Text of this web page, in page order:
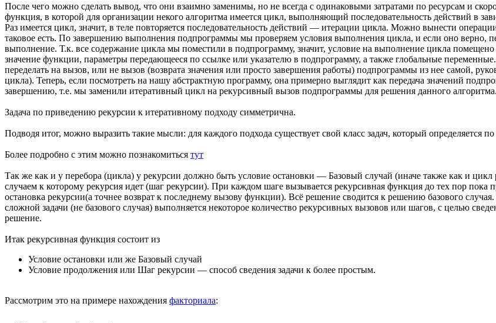
После чего можно сделать вывод, что они взаимно заменимы, но не всегда с одинаковыми затратами по ресурсам и
функция, в которой для организации некого алгоритма имеется цикл, выполняющий последовательность действий в
Раз имеется цикл, значит, в теле повторяется последовательность действий — итерации цикла. Можно вынести
таковое есть. По завершению выполнения подпрограммы мы проверяем условия выполнения цикла, и если оно
выполнение. Т.к. все содержание цикла мы поместили в подпрограмму, значит, условие на выполнение цикла
значение функции, параметры передающееся по ссылке или указателю в подпрограмму, а также глобальные
переделать на вызов, или не вызов (возврата значения или просто завершения работы) подпрограммы из нее самой,
цикла). Теперь, если посмотреть на нашу абстрактную программу, она примерно выглядит как передача значений
завершению, т.е. мы заменили итеративный цикл на рекурсивный вызов подпрограммы для решения данного алгоритма.
Задача по приведению рекурсии к итеративному подходу симметрична.
Подводя итог, можно выразить такие мысли: для каждого подхода существует свой класс задач, который определяется
Более подробно с этим можно познакомиться тут
Так же как и у перебора (цикла) у рекурсии должно быть условие остановки — Базовый случай (иначе также как и
случаем к которому рекурсия идет (шаг рекурсии). При каждом шаге вызывается рекурсивная функция до тех пор пока
остановка рекурсии(а точнее возврат к последнему вызову функции). Всё решение сводится к решению базового
сложной задачи (не базового случая) выполняется некоторое количество рекурсивных вызовов или шагов, с целью
решение.
Итак рекурсивная функция состоит из
Условие остановки или же Базовый случай
Условие продолжения или Шаг рекурсии — способ сведения задачи к более простым.
Рассмотрим это на примере нахождения факториала: